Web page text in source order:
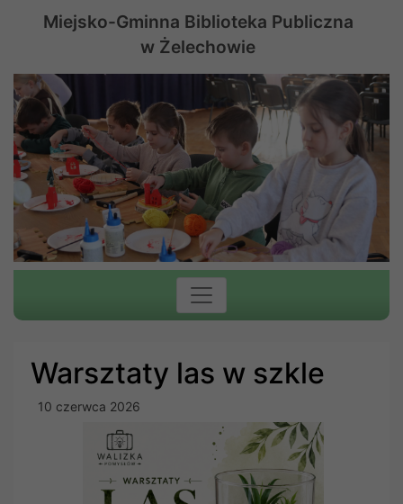
Miejsko-Gminna Biblioteka Publiczna
w Żelechowie
Warsztaty las w szkle
10 czerwca 2026